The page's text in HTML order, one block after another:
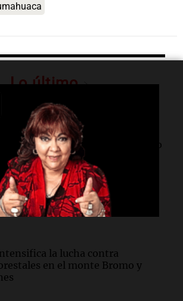
Lo último
drones en Nizhnekamsk: 12
heridos tras el ataque ucraniano
en el este de China tras el paso
tropical Dolphin
la lucha contra
en el monte Bromo y